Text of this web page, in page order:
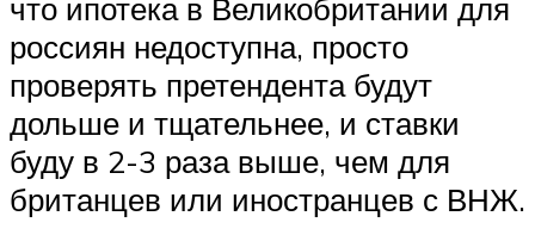
что ипотека в Великобритании для
россиян недоступна, просто
проверять претендента будут
дольше и тщательнее, и ставки
буду в 2-3 раза выше, чем для
британцев или иностранцев с ВНЖ.